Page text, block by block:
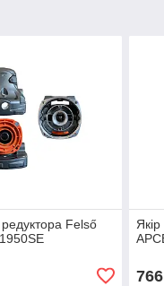
Felső
766